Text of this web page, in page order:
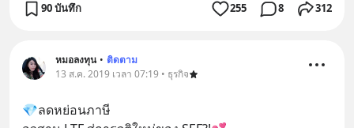
90 บันทึก 255 8 312
หมอลงทุน • ติดตาม
13 ส.ค. 2019 เวลา 07:19 • ธุรกิจ
💎ลดหย่อนภาษี